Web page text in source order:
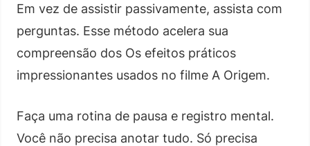
Em vez de assistir passivamente, assista com
perguntas. Esse método acelera sua
compreensão dos Os efeitos práticos
impressionantes usados no filme A Origem.
Faça uma rotina de pausa e registro mental.
Você não precisa anotar tudo. Só precisa